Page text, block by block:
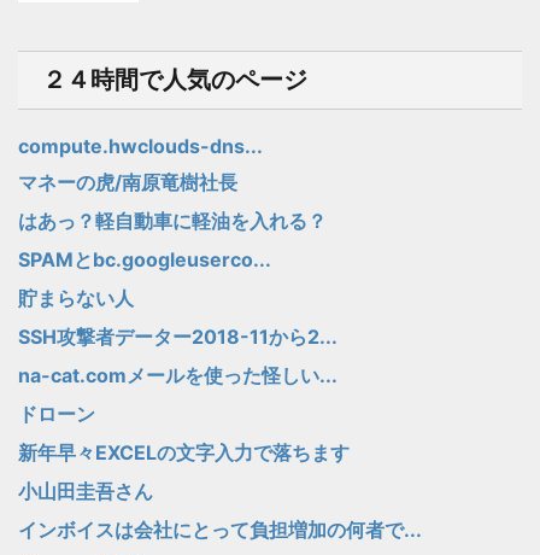
２４時間で人気のページ
compute.hwclouds-dns...
マネーの虎/南原竜樹社長
はあっ？軽自動車に軽油を入れる？
SPAMとbc.googleuserco...
貯まらない人
SSH攻撃者データー2018-11から2...
na-cat.comメールを使った怪しい...
ドローン
新年早々EXCELの文字入力で落ちます
小山田圭吾さん
インボイスは会社にとって負担増加の何者で...